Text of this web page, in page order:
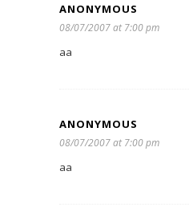
ANONYMOUS
08/07/2007 at 7:00 pm
aa
ANONYMOUS
08/07/2007 at 7:00 pm
aa